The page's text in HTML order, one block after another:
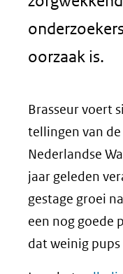
oorzaak is.
Brasseur voert
tellingen van
Nederlandse
jaar geleden
gestage groei
een nog goede
dat weinig